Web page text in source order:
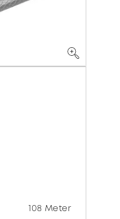
108 Meter